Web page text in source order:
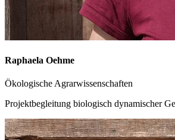
Raphaela Oehme
Ökologische Agrarwissenschaften
Projektbegleitung biologisch dynamischer